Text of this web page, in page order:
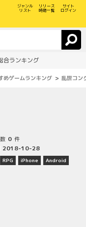
ジャンル
リスト
リリース
時期一覧
サイト
ログイン
合ランキング
めゲームランキング 乱世コン
0 件
2018-10-28
RPG iPhone Android